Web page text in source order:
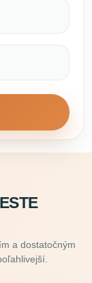
a dostatočným